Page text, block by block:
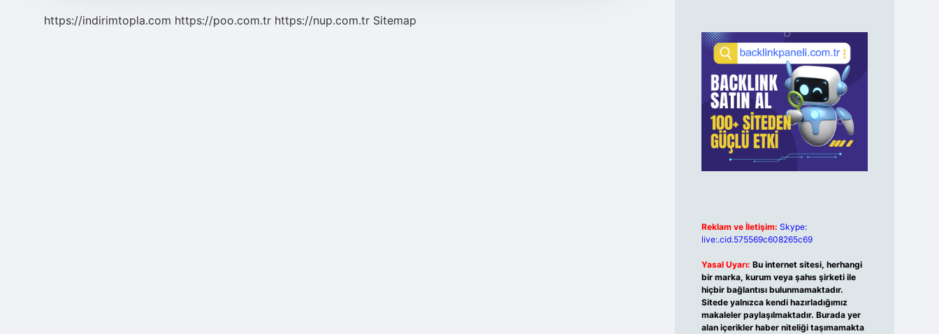
https://indirimtopla.com https://poo.com.tr https://nup.com.tr Sitemap
Reklam ve İletişim: Skype:
live:.cid.575569c608265c69
Yasal Uyarı: Bu internet sitesi, herhangi
bir marka, kurum veya şahıs şirketi ile
hiçbir bağlantısı bulunmamaktadır.
Sitede yalnızca kendi hazırladığımız
makaleler paylaşılmaktadır. Burada yer
alan içerikler haber niteliği taşımamakta